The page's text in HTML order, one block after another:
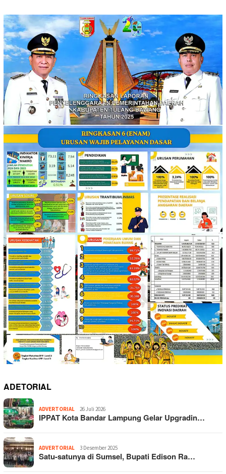
ADETORIAL
ADVERTORIAL 26 Juli 2026
IPPAT Kota Bandar Lampung Gelar Upgradin…
ADVERTORIAL 3 Desember 2025
Satu-satunya di Sumsel, Bupati Edison Ra…